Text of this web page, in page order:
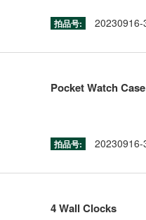
拍品号: 20230916-
Pocket Watch
拍品号: 20230916-
4 Wall Clocks